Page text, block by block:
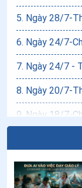
5. Ngày 28/7-
6. Ngày 24/7-
7. Ngày 24/7 -
8. Ngày 20/7-
9 Ngày 18/7-
Ngày 17/7
11.Ngày 13/7-